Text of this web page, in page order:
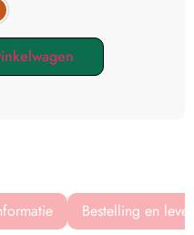
Bestelling en